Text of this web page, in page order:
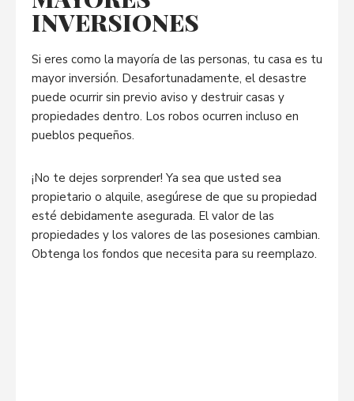
INVERSIONES
Si eres como la mayoría de las personas, tu casa es tu
mayor inversión. Desafortunadamente, el desastre
puede ocurrir sin previo aviso y destruir casas y
propiedades dentro. Los robos ocurren incluso en
pueblos pequeños.
¡No te dejes sorprender! Ya sea que usted sea
propietario o alquile, asegúrese de que su propiedad
esté debidamente asegurada. El valor de las
propiedades y los valores de las posesiones cambian.
Obtenga los fondos que necesita para su reemplazo.